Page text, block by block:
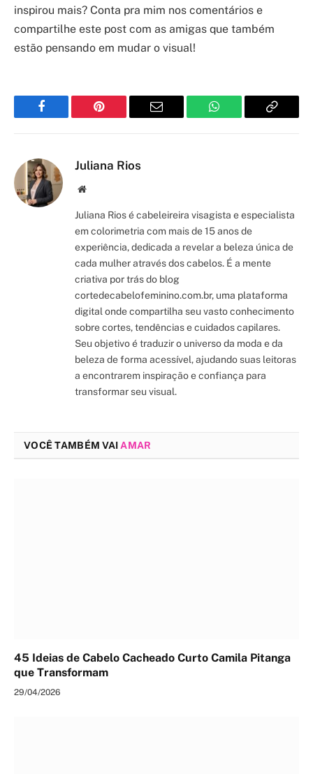
inspirou mais? Conta pra mim nos comentários e
compartilhe este post com as amigas que também
estão pensando em mudar o visual!
Facebook Pinterest Email WhatsApp Copy
Juliana Rios
Site/Blog
Juliana Rios é cabeleireira visagista e especialista
em colorimetria com mais de 15 anos de
experiência, dedicada a revelar a beleza única de
cada mulher através dos cabelos. É a mente
criativa por trás do blog
cortedecabelofeminino.com.br, uma plataforma
digital onde compartilha seu vasto conhecimento
sobre cortes, tendências e cuidados capilares.
Seu objetivo é traduzir o universo da moda e da
beleza de forma acessível, ajudando suas leitoras
a encontrarem inspiração e confiança para
transformar seu visual.
VOCÊ TAMBÉM VAIAMAR
45 Ideias de Cabelo Cacheado Curto Camila Pitanga
que Transformam
29/04/2026